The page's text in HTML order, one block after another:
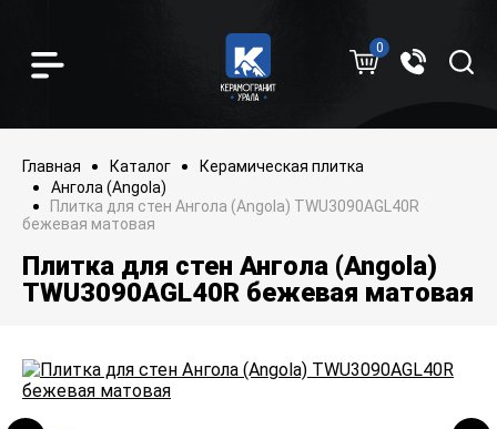
0
Главная Каталог
Керамическая плитка
Ангола (Angola)
Плитка для стен Ангола (Angola) TWU3090AGL40R
бежевая матовая
Плитка для стен Ангола (Angola)
TWU3090AGL40R бежевая матовая